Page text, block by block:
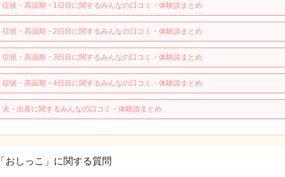
症状・高温期・1日目に関するみんなの口コミ・体験談まとめ
症状・高温期・2日目に関するみんなの口コミ・体験談まとめ
症状・高温期・3日目に関するみんなの口コミ・体験談まとめ
症状・高温期・4日目に関するみんなの口コミ・体験談まとめ
夫・出産に関するみんなの口コミ・体験談まとめ
「おしっこ」に関する質問